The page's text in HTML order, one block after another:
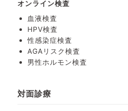
オンライン検査
血液検査
HPV検査
性感染症検査
AGAリスク検査
男性ホルモン検査
対面診療